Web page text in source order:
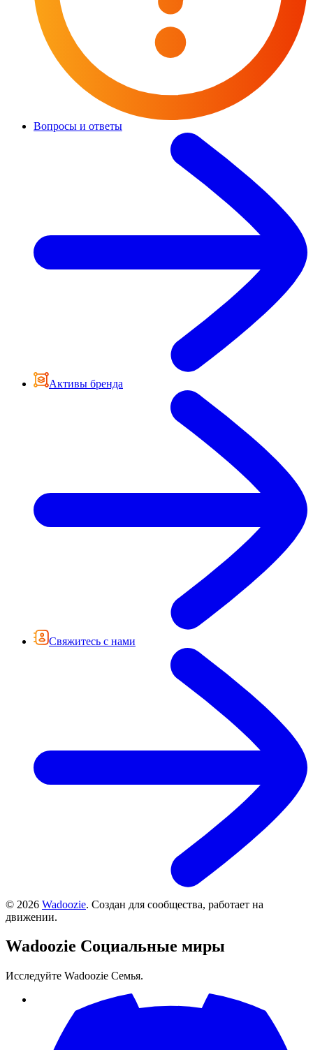
Вопросы и ответы
Активы бренда
Свяжитесь с нами
© 2026 Wadoozie. Создан для сообщества, работает на
движении.
Wadoozie Социальные миры
Исследуйте Wadoozie Семья.